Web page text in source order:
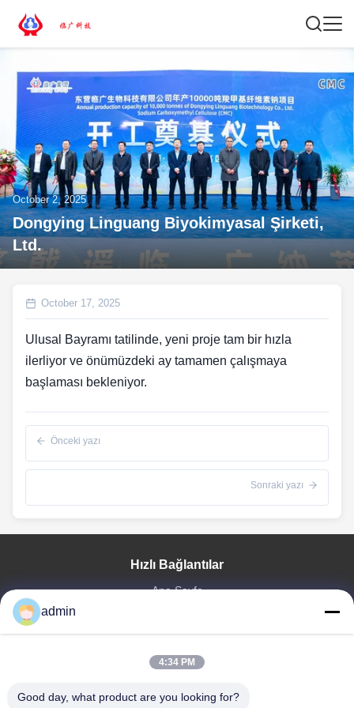
October 2, 2025
Dongying Linguang Biyokimyasal Şirketi,
Ltd.
October 17, 2025
Ulusal Bayramı tatilinde, yeni proje tam bir hızla
ilerliyor ve önümüzdeki ay tamamen çalışmaya
başlaması bekleniyor.
Önceki yazı
Sonraki yazı
Hızlı Bağlantılar
Ana Sayfa
VR Gösterisi
Fabrika Turu
Kalite Kontrol
admin
4:34 PM
Good day, what product are you looking for?